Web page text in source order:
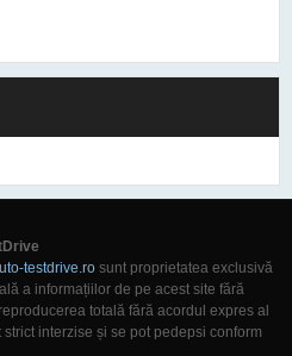
testdrive.ro sunt proprietatea exclusivă
a informațiilor de pe acest site fără
totală fără acordul expres al
interzise și se pot pedepsi conform